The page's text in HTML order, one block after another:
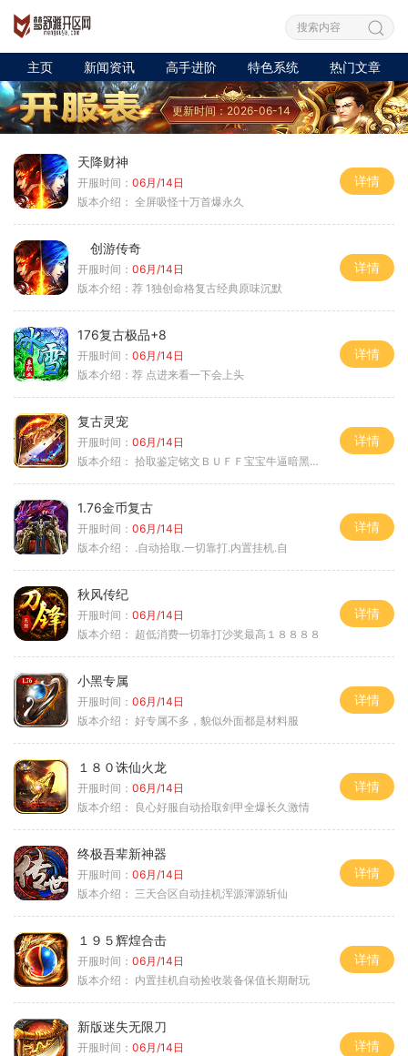
主页 新闻资讯 高手进阶 特色系统 热门文章
更新时间：2026-06-14
天降财神
开服时间： 06月/14日
版本介绍： 全屏吸怪十万首爆永久
详情
创游传奇
开服时间： 06月/14日
版本介绍： 荐 1独创命格复古经典原味沉默
详情
176复古极品+8
开服时间： 06月/14日
版本介绍： 荐 点进来看一下会上头
详情
复古灵宠
开服时间： 06月/14日
版本介绍： 拾取鉴定铭文ＢＵＦＦ宝宝牛逼暗黑属性
详情
1.76金币复古
开服时间： 06月/14日
版本介绍： .自动拾取.一切靠打.内置挂机.自
详情
秋风传纪
开服时间： 06月/14日
版本介绍： 超低消费一切靠打沙奖最高１８８８８
详情
小黑专属
开服时间： 06月/14日
版本介绍： 好专属不多，貌似外面都是材料服
详情
１８０诛仙火龙
开服时间： 06月/14日
版本介绍：
良心好服自动拾取剑甲全爆长久激情
详情
终极吾辈新神器
开服时间： 06月/14日
版本介绍： 三天合区自动挂机浑源渾源斩仙
详情
１９５辉煌合击
开服时间： 06月/14日
版本介绍： 内置挂机自动捡收装备保值长期耐玩
详情
新版迷失无限刀
开服时间： 06月/14日
详情